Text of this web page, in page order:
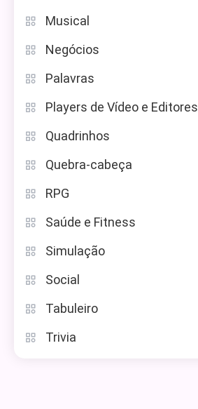
Musical
Negócios
Palavras
Players de Vídeo e Editores
Quadrinhos
Quebra-cabeça
RPG
Saúde e Fitness
Simulação
Social
Tabuleiro
Trivia